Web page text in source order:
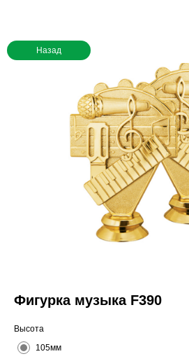
Назад
Фигурка музыка F390
Высота
105мм